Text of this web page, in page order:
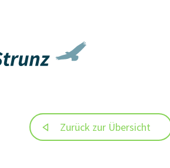
Zurück zur Übersicht